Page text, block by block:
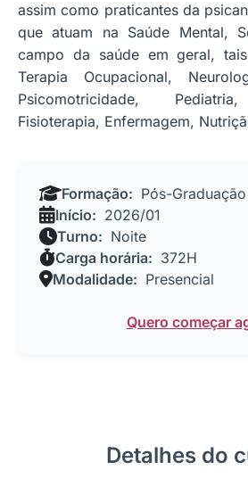
assim como praticantes da
que atuam na Saúde Mental,
campo da saúde em geral,
Terapia Ocupacional,
Psicomotricidade,
Fisioterapia, Enfermagem,
Formação: Pós-Graduação
Início: 2026/01
Turno: Noite
Carga horária: 372H
Modalidade: Presencial
Quero começar
Detalhes do